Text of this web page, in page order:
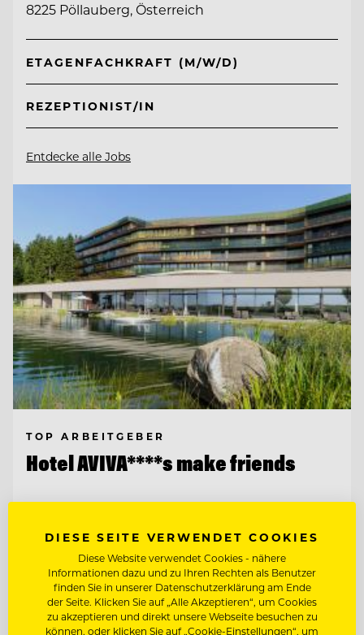
8225 Pöllauberg, Österreich
ETAGENFACHKRAFT (M/W/D)
REZEPTIONIST/IN
Entdecke alle Jobs
TOP ARBEITGEBER
Hotel AVIVA****s make friends
CHEF DE RANG / BARKEEPER
Entdecke alle Jobs
DIESE SEITE VERWENDET COOKIES
Diese Website verwendet Cookies - nähere
Informationen dazu und zu Ihren Rechten als Benutzer
finden Sie in unserer Datenschutzerklärung am Ende
der Seite. Klicken Sie auf „Alle Akzeptieren“, um Cookies
zu akzeptieren und direkt unsere Webseite besuchen zu
können, oder klicken Sie auf „Cookie-Einstellungen“, um